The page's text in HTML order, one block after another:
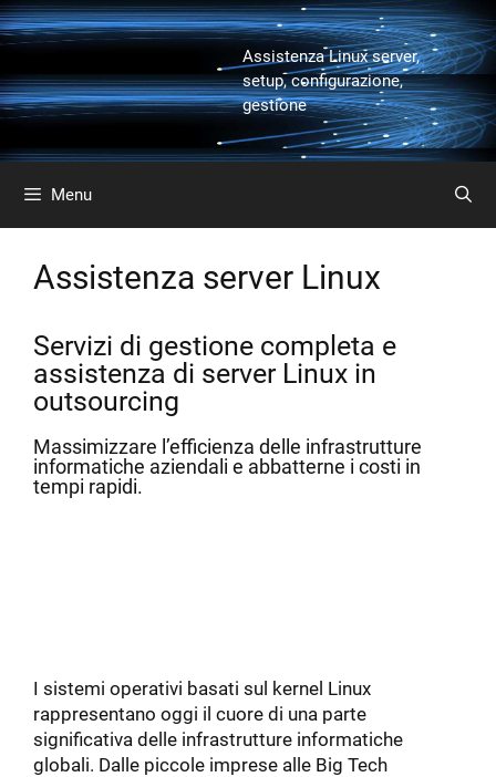
Vai
al
Assistenza Linux server,
setup, configurazione,
gestione
Menu
Assistenza server Linux
Servizi di gestione completa e
assistenza di server Linux in
outsourcing
Massimizzare l’efficienza delle infrastrutture
informatiche aziendali e abbatterne i costi in
tempi rapidi.
I sistemi operativi basati sul kernel Linux
rappresentano oggi il cuore di una parte
significativa delle infrastrutture informatiche
globali. Dalle piccole imprese alle Big Tech